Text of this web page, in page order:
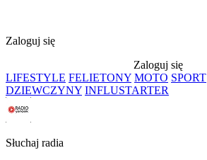
Zaloguj się
Zaloguj się
LIFESTYLE FELIETONY MOTO SPORT
DZIEWCZYNY INFLUSTARTER
Słuchaj radia